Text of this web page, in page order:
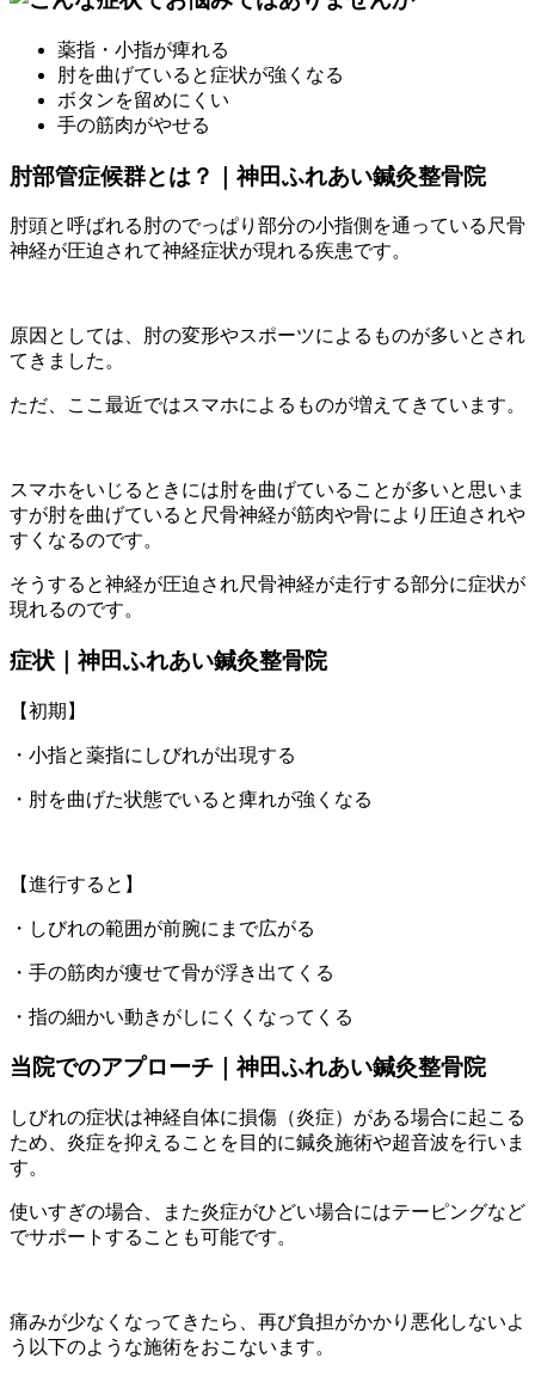
薬指・小指が痺れる
肘を曲げていると症状が強くなる
ボタンを留めにくい
手の筋肉がやせる
肘部管症候群とは？｜神田ふれあい鍼灸整骨院
肘頭と呼ばれる肘のでっぱり部分の小指側を通っている尺骨
神経が圧迫されて神経症状が現れる疾患です。
原因としては、肘の変形やスポーツによるものが多いとされ
てきました。
ただ、ここ最近ではスマホによるものが増えてきています。
スマホをいじるときには肘を曲げていることが多いと思いま
すが肘を曲げていると尺骨神経が筋肉や骨により圧迫されや
すくなるのです。
そうすると神経が圧迫され尺骨神経が走行する部分に症状が
現れるのです。
症状｜神田ふれあい鍼灸整骨院
【初期】
・小指と薬指にしびれが出現する
・肘を曲げた状態でいると痺れが強くなる
【進行すると】
・しびれの範囲が前腕にまで広がる
・手の筋肉が痩せて骨が浮き出てくる
・指の細かい動きがしにくくなってくる
当院でのアプローチ｜神田ふれあい鍼灸整骨院
しびれの症状は神経自体に損傷（炎症）がある場合に起こる
ため、炎症を抑えることを目的に鍼灸施術や超音波を行いま
す。
使いすぎの場合、また炎症がひどい場合にはテーピングなど
でサポートすることも可能です。
痛みが少なくなってきたら、再び負担がかかり悪化しないよ
う以下のような施術をおこないます。